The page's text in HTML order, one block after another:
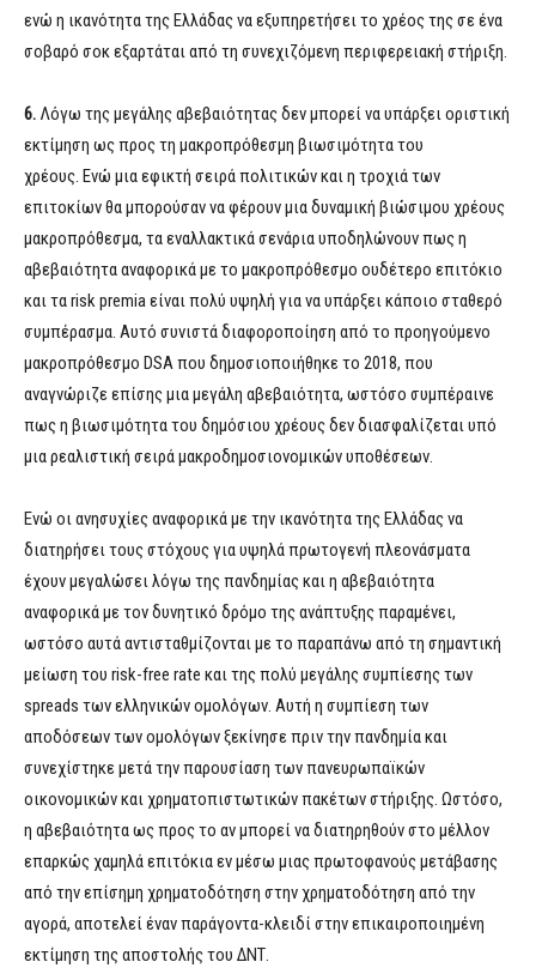
ενώ η ικανότητα της Ελλάδας να εξυπηρετήσει το χρέος της σε ένα
σοβαρό σοκ εξαρτάται από τη συνεχιζόμενη περιφερειακή στήριξη.
6. Λόγω της μεγάλης αβεβαιότητας δεν μπορεί να υπάρξει οριστική
εκτίμηση ως προς τη μακροπρόθεσμη βιωσιμότητα του
χρέους. Ενώ μια εφικτή σειρά πολιτικών και η τροχιά των
επιτοκίων θα μπορούσαν να φέρουν μια δυναμική βιώσιμου χρέους
μακροπρόθεσμα, τα εναλλακτικά σενάρια υποδηλώνουν πως η
αβεβαιότητα αναφορικά με το μακροπρόθεσμο ουδέτερο επιτόκιο
και τα risk premia είναι πολύ υψηλή για να υπάρξει κάποιο σταθερό
συμπέρασμα. Αυτό συνιστά διαφοροποίηση από το προηγούμενο
μακροπρόθεσμο DSA που δημοσιοποιήθηκε το 2018, που
αναγνώριζε επίσης μια μεγάλη αβεβαιότητα, ωστόσο συμπέραινε
πως η βιωσιμότητα του δημόσιου χρέους δεν διασφαλίζεται υπό
μια ρεαλιστική σειρά μακροδημοσιονομικών υποθέσεων.
Ενώ οι ανησυχίες αναφορικά με την ικανότητα της Ελλάδας να
διατηρήσει τους στόχους για υψηλά πρωτογενή πλεονάσματα
έχουν μεγαλώσει λόγω της πανδημίας και η αβεβαιότητα
αναφορικά με τον δυνητικό δρόμο της ανάπτυξης παραμένει,
ωστόσο αυτά αντισταθμίζονται με το παραπάνω από τη σημαντική
μείωση του risk-free rate και της πολύ μεγάλης συμπίεσης των
spreads των ελληνικών ομολόγων. Αυτή η συμπίεση των
αποδόσεων των ομολόγων ξεκίνησε πριν την πανδημία και
συνεχίστηκε μετά την παρουσίαση των πανευρωπαϊκών
οικονομικών και χρηματοπιστωτικών πακέτων στήριξης. Ωστόσο,
η αβεβαιότητα ως προς το αν μπορεί να διατηρηθούν στο μέλλον
επαρκώς χαμηλά επιτόκια εν μέσω μιας πρωτοφανούς μετάβασης
από την επίσημη χρηματοδότηση στην χρηματοδότηση από την
αγορά, αποτελεί έναν παράγοντα-κλειδί στην επικαιροποιημένη
εκτίμηση της αποστολής του ΔΝΤ.